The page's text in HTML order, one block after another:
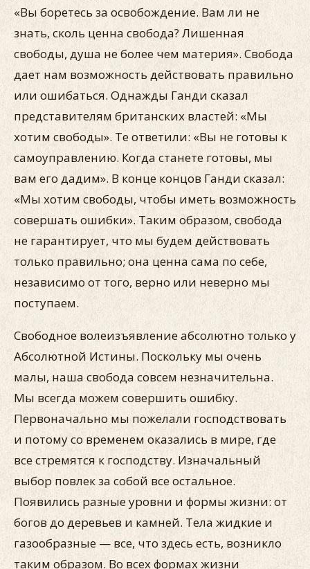
«Вы боретесь за освобождение. Вам ли не
знать, сколь ценна свобода? Лишенная
свободы, душа не более чем материя». Свобода
дает нам возможность действовать правильно
или ошибаться. Однажды Ганди сказал
представителям британских властей: «Мы
хотим свободы». Те ответили: «Вы не готовы к
самоуправлению. Когда станете готовы, мы
вам его дадим». В конце концов Ганди сказал:
«Мы хотим свободы, чтобы иметь возможность
совершать ошибки». Таким образом, свобода
не гарантирует, что мы будем действовать
только правильно; она ценна сама по себе,
независимо от того, верно или неверно мы
поступаем.
Свободное волеизъявление абсолютно только у
Абсолютной Истины. Поскольку мы очень
малы, наша свобода совсем незначительна.
Мы всегда можем совершить ошибку.
Первоначально мы пожелали господствовать
и потому со временем оказались в мире, где
все стремятся к господству. Изначальный
выбор повлек за собой все остальное.
Появились разные уровни и формы жизни: от
богов до деревьев и камней. Тела жидкие и
газообразные — все, что здесь есть, возникло
таким образом. Во всех формах жизни